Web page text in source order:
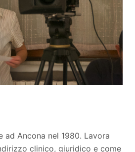
ad Ancona nel 1980. Lavora
clinico, giuridico e come